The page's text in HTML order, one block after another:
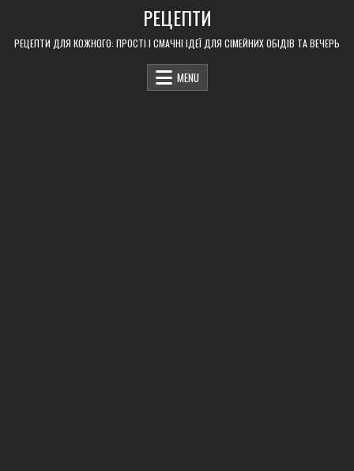
content
РЕЦЕПТИ
РЕЦЕПТИ ДЛЯ КОЖНОГО: ПРОСТІ І СМАЧНІ ІДЕЇ ДЛЯ СІМЕЙНИХ ОБІДІВ ТА ВЕЧЕРЬ
MENU